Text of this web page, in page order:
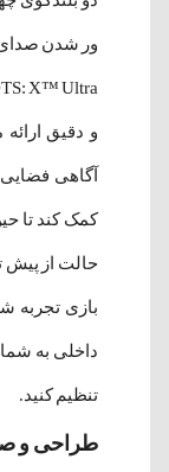
ور شدن صدای
آگاهی
حالت از پیش
بازی تجربه
داخلی به
تنظیم کنید.